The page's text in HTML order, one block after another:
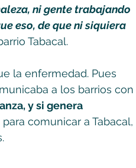
ni gente trabajando
eso, de que ni siquiera
Tabacal.
la enfermedad. Pues
a los barrios con
y si genera
para comunicar a Tabacal,